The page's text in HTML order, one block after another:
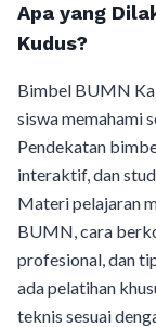
Apa yang
Kudus?
Bimbel BUMN
siswa memahami
Pendekatan
interaktif, dan
Materi pelajaran
BUMN, cara
profesional, dan
ada pelatihan
teknis sesuai